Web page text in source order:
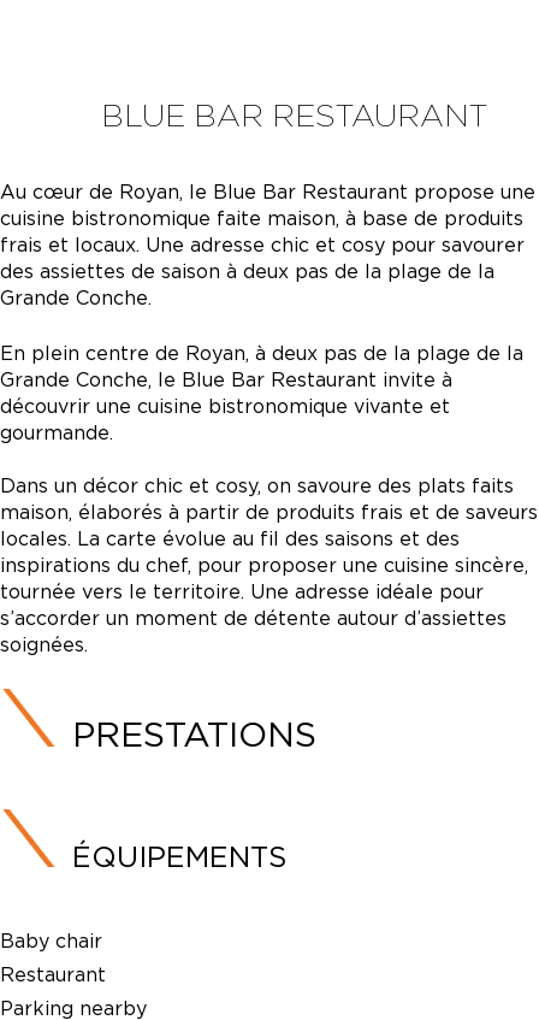
BLUE BAR RESTAURANT
Au cœur de Royan, le Blue Bar Restaurant propose une
cuisine bistronomique faite maison, à base de produits
frais et locaux. Une adresse chic et cosy pour savourer
des assiettes de saison à deux pas de la plage de la
Grande Conche.
En plein centre de Royan, à deux pas de la plage de la
Grande Conche, le Blue Bar Restaurant invite à
découvrir une cuisine bistronomique vivante et
gourmande.
Dans un décor chic et cosy, on savoure des plats faits
maison, élaborés à partir de produits frais et de saveurs
locales. La carte évolue au fil des saisons et des
inspirations du chef, pour proposer une cuisine sincère,
tournée vers le territoire. Une adresse idéale pour
s’accorder un moment de détente autour d’assiettes
soignées.
PRESTATIONS
ÉQUIPEMENTS
Baby chair
Restaurant
Parking nearby